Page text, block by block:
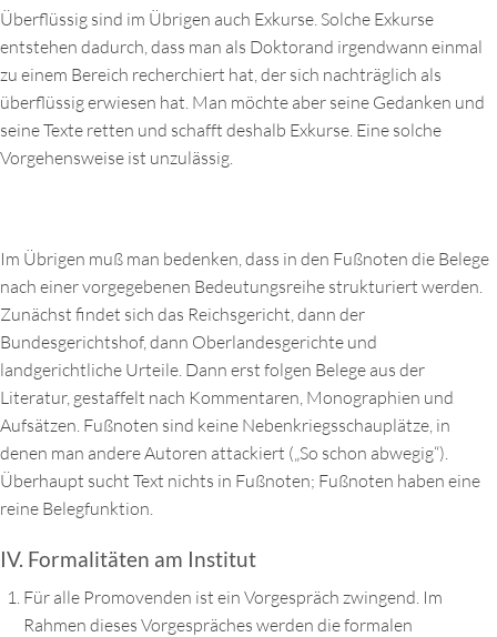
Überflüssig sind im Übrigen auch Exkurse. Solche Exkurse
entstehen dadurch, dass man als Doktorand irgendwann einmal
zu einem Bereich recherchiert hat, der sich nachträglich als
überflüssig erwiesen hat. Man möchte aber seine Gedanken und
seine Texte retten und schafft deshalb Exkurse. Eine solche
Vorgehensweise ist unzulässig.
Im Übrigen muß man bedenken, dass in den Fußnoten die Belege
nach einer vorgegebenen Bedeutungsreihe strukturiert werden.
Zunächst findet sich das Reichsgericht, dann der
Bundesgerichtshof, dann Oberlandesgerichte und
landgerichtliche Urteile. Dann erst folgen Belege aus der
Literatur, gestaffelt nach Kommentaren, Monographien und
Aufsätzen. Fußnoten sind keine Nebenkriegsschauplätze, in
denen man andere Autoren attackiert („So schon abwegig“).
Überhaupt sucht Text nichts in Fußnoten; Fußnoten haben eine
reine Belegfunktion.
IV. Formalitäten am Institut
Für alle Promovenden ist ein Vorgespräch zwingend. Im
Rahmen dieses Vorgespräches werden die formalen